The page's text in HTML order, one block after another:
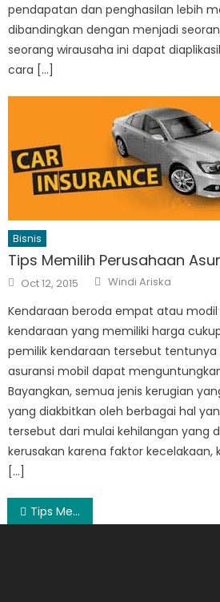
pendapatan dan penghasilan lebih
dibandingkan dengan menjadi
seorang wirausaha ini dapat
cara […]
Bisnis
Tips Memilih Perusahaan
Posted
on
Oct 12, 2015 Author
Windi Ariska
Kendaraan beroda empat atau
kendaraan yang memiliki harga
pemilik kendaraan tersebut tentunya
asuransi mobil dapat
Bayangkan, semua jenis kerugian
yang diakbitkan oleh berbagai hal
tersebut dari mulai kehilangan yang
kerusakan karena faktor kecelakaan,
[…]
Post
Tips Memilih Pelembab untuk Kulit Kering yang Tepat